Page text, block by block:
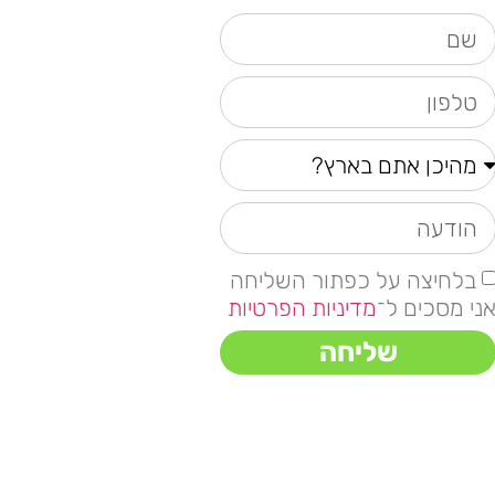
בלחיצה על כפתור השליחה
מסכים ל־מדיניות הפרטיות
שליחה